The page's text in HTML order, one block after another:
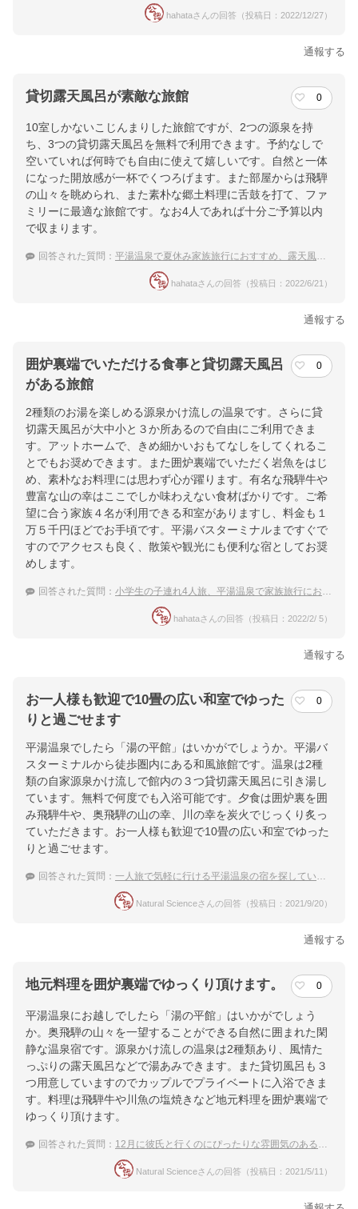
hahataさんの回答（投稿日：2022/12/27）
通報する
貸切露天風呂が素敵な旅館 0
10室しかないこじんまりした旅館ですが、2つの源泉を持
ち、3つの貸切露天風呂を無料で利用できます。予約なしで
空いていれば何時でも自由に使えて嬉しいです。自然と一体
になった開放感が一杯でくつろげます。また部屋からは飛騨
の山々を眺められ、また素朴な郷土料理に舌鼓を打て、ファ
ミリーに最適な旅館です。なお4人であれば十分ご予算以内
で収まります。
回答された質問： 平湯温泉で夏休み家族旅行におすすめ、露天風呂が素敵な宿は？
hahataさんの回答（投稿日：2022/6/21）
通報する
囲炉裏端でいただける食事と貸切露天風呂
がある旅館
0
2種類のお湯を楽しめる源泉かけ流しの温泉です。さらに貸
切露天風呂が大中小と３か所あるので自由にご利用できま
す。アットホームで、きめ細かいおもてなしをしてくれるこ
とでもお奨めできます。また囲炉裏端でいただく岩魚をはじ
め、素朴なお料理には思わず心が躍ります。有名な飛騨牛や
豊富な山の幸はここでしか味わえない食材ばかりです。ご希
望に合う家族４名が利用できる和室がありますし、料金も１
万５千円ほどでお手頃です。平湯バスターミナルまですぐで
すのでアクセスも良く、散策や観光にも便利な宿としてお奨
めします。
回答された質問： 小学生の子連れ4人旅、平湯温泉で家族旅行におすすめの宿は？
hahataさんの回答（投稿日：2022/2/ 5）
通報する
お一人様も歓迎で10畳の広い和室でゆった
りと過ごせます
0
平湯温泉でしたら「湯の平館」はいかがでしょうか。平湯バ
スターミナルから徒歩圏内にある和風旅館です。温泉は2種
類の自家源泉かけ流しで館内の３つ貸切露天風呂に引き湯し
ています。無料で何度でも入浴可能です。夕食は囲炉裏を囲
み飛騨牛や、奥飛騨の山の幸、川の幸を炭火でじっくり炙っ
ていただきます。お一人様も歓迎で10畳の広い和室でゆった
りと過ごせます。
回答された質問： 一人旅で気軽に行ける平湯温泉の宿を探しています。
Natural Scienceさんの回答（投稿日：2021/9/20）
通報する
地元料理を囲炉裏端でゆっくり頂けます。 0
平湯温泉にお越しでしたら「湯の平館」はいかがでしょう
か。奥飛騨の山々を一望することができる自然に囲まれた閑
静な温泉宿です。源泉かけ流しの温泉は2種類あり、風情た
っぷりの露天風呂などで湯あみできます。また貸切風呂も３
つ用意していますのでカップルでプライベートに入浴できま
す。料理は飛騨牛や川魚の塩焼きなど地元料理を囲炉裏端で
ゆっくり頂けます。
回答された質問： 12月に彼氏と行くのにぴったりな雰囲気のある平湯温泉の宿を知りたい！
Natural Scienceさんの回答（投稿日：2021/5/11）